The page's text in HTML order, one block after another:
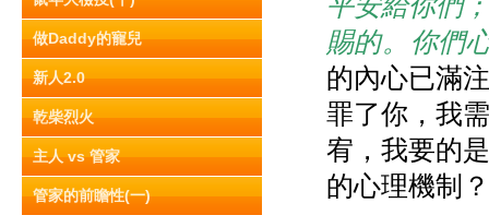
做Daddy的寵兒
新人2.0
乾柴烈火
主人 vs 管家
管家的前瞻性(一)
賜的。你們
的內心已滿
罪了你，我
宥，我要的
的心理機制